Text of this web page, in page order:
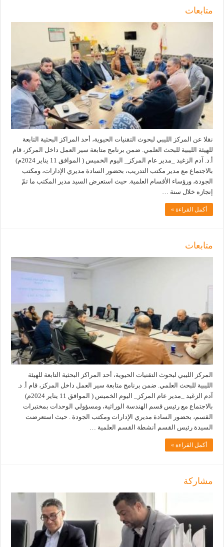
متابعات
نقلا عن المركز الليبي لبحوث التقنيات الحيوية، أحد المراكز البحثية التابعة
للهيئة الليبية للبحث العلمي. ضمن برنامج متابعة سير العمل داخل المركز، قام
أ.د. آدم الزغيد _مدير عام المركز_ اليوم الخميس ( الموافق 11 يناير 2024م)
بالاجتماع مع مدير مكتب التدريب، بحضور السادة مديري الإدارات، ومكتب
الجودة، ورؤساء الأقسام العلمية. حيث استعرض السيد مدير المكتب ما تمّ
إنجازه خلال سنة …
أكمل القراءة »
متابعات
المركز الليبي لبحوث التقنيات الحيوية، أحد المراكز البحثية التابعة للهيئة
الليبية للبحث العلمي. ضمن برنامج متابعة سير العمل داخل المركز، قام أ. د.
آدم الزغيد _مدير عام المركز_ اليوم الخميس ( الموافق 11 يناير 2024م)
بالاجتماع مع رئيس قسم الهندسة الوراثية، ومسؤولي الوحدات بمختبرات
القسم، بحضور السادة مديري الإدارات ومكتب الجودة . حيث استعرضت
السيدة رئيس القسم أنشطة القسم العلمية …
أكمل القراءة »
مشاركة